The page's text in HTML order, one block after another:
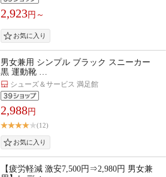
2,923円～
男女兼用 シンプル ブラック スニーカー
黒 運動靴 …
シューズ＆サービス 満足館
2,988円
(12)
【疲労軽減 激安7,500円⇒2,980円 男女兼